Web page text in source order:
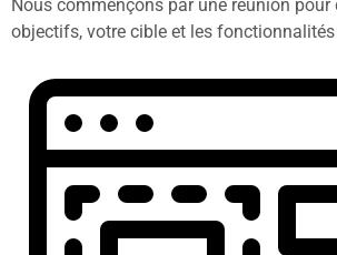
Nous commençons par une réunion pour
objectifs, votre cible et les